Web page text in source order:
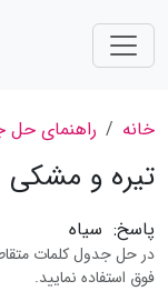
خانه راهنمای حل
تیره و مشكى
پاسخ: سیاه
در حل جدول کلمات
فوق استفاده نمایید.